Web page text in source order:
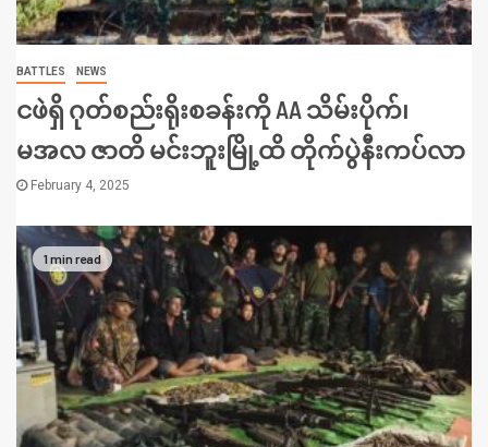
BATTLES NEWS
ငဖဲရှိ ဂုတ်စည်းရိုးစခန်းကို AA သိမ်းပိုက်၊
မအလ ဇာတိ မင်းဘူးမြို့ထိ တိုက်ပွဲနီးကပ်လာ
February 4, 2025
1 min read